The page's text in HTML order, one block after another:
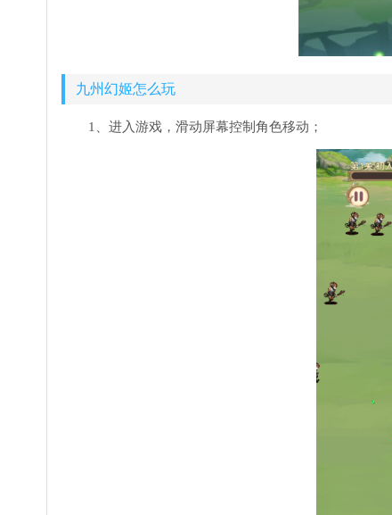
九州幻姬怎么玩
1、进入游戏，滑动屏幕控制角色移动；